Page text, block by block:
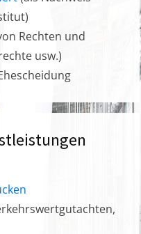
Rechten und
usw.)